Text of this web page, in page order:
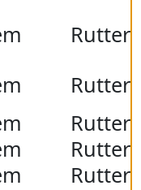
Rutter
Rutter
Rutter
Rutter
Rutter